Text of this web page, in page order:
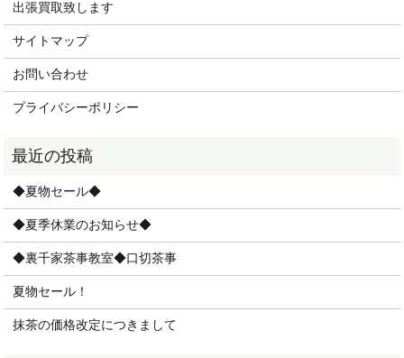
出張買取致します
サイトマップ
お問い合わせ
プライバシーポリシー
◆夏物セール◆
◆夏季休業のお知らせ◆
◆裏千家茶事教室◆口切茶事
夏物セール！
抹茶の価格改定につきまして